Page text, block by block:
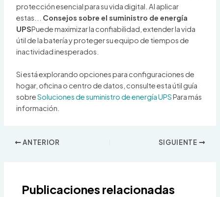
protección esencial para su vida digital. Al aplicar
estas... Consejos sobre el suministro de energía
UPSPuede maximizar la confiabilidad, extender la vida
útil de la batería y proteger su equipo de tiempos de
inactividad inesperados.
Si está explorando opciones para configuraciones de
hogar, oficina o centro de datos, consulte esta útil guía
sobreSoluciones de suministro de energía UPSPara más
información.
ANTERIOR SIGUIENTE
Publicaciones relacionadas